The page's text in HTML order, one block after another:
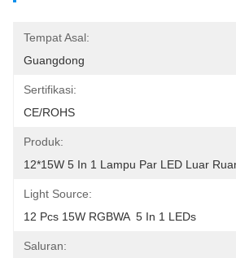
Tempat Asal:
Guangdong
Sertifikasi:
CE/ROHS
Produk:
12*15W 5 In 1 Lampu Par LED Luar
Light Source:
12 Pcs 15W RGBWA  5 In 1 LEDs
Saluran: